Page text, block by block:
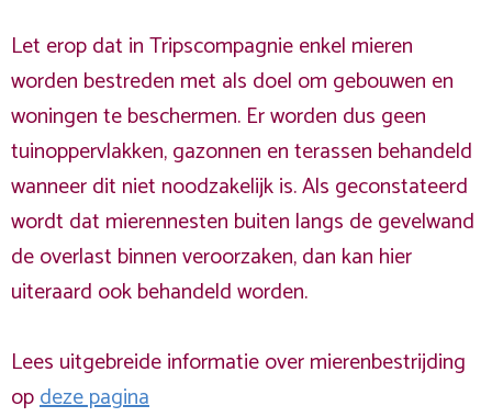
Let erop dat in Tripscompagnie enkel mieren
worden bestreden met als doel om gebouwen en
woningen te beschermen. Er worden dus geen
tuinoppervlakken, gazonnen en terassen behandeld
wanneer dit niet noodzakelijk is. Als geconstateerd
wordt dat mierennesten buiten langs de gevelwand
de overlast binnen veroorzaken, dan kan hier
uiteraard ook behandeld worden.
Lees uitgebreide informatie over mierenbestrijding
opdeze pagina